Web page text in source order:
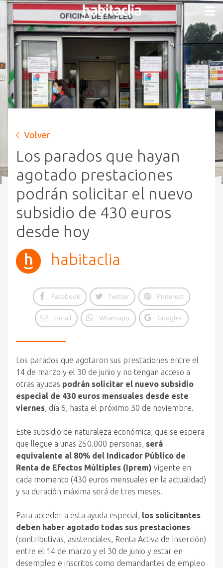
Volver
Los parados que hayan
agotado prestaciones
podrán solicitar el nuevo
subsidio de 430 euros
desde hoy
habitaclia
Facebook Twitter Pinterest
E-mail Whatsapp Google+
Los parados que agotaron sus prestaciones entre el
14 de marzo y el 30 de junio y no tengan acceso a
otras ayudas podrán solicitar el nuevo subsidio
especial de 430 euros mensuales desde este
viernes, día 6, hasta el próximo 30 de noviembre.
Este subsidio de naturaleza económica, que se espera
que llegue a unas 250.000 personas, será
equivalente al 80% del Indicador Público de
Renta de Efectos Múltiples (Iprem) vigente en
cada momento (430 euros mensuales en la actualidad)
y su duración máxima será de tres meses.
Para acceder a esta ayuda especial, los solicitantes
deben haber agotado todas sus prestaciones
(contributivas, asistenciales, Renta Activa de Inserción)
entre el 14 de marzo y el 30 de junio y estar en
desempleo e inscritos como demandantes de empleo